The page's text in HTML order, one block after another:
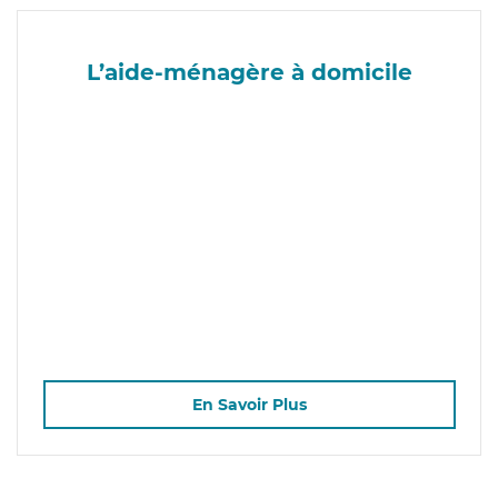
L’aide-ménagère à domicile
En Savoir Plus